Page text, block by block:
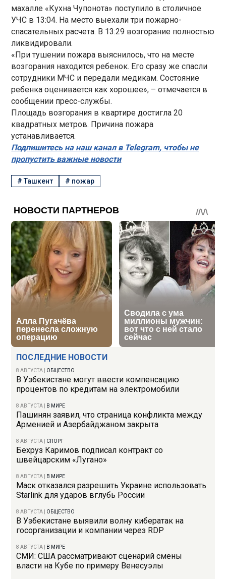
ПОСЛЕДНИЕ НОВОСТИ
8 АВГУСТА ОБЩЕСТВО
В Узбекистане могут ввести компенсацию
процентов по кредитам на электромобили
8 АВГУСТА В МИРЕ
Пашинян заявил, что страница конфликта между
Арменией и Азербайджаном закрыта
8 АВГУСТА СПОРТ
Бехруз Каримов подписал контракт со
швейцарским «Лугано»
8 АВГУСТА В МИРЕ
Маск отказался разрешить Украине использовать
Starlink для ударов вглубь России
8 АВГУСТА ОБЩЕСТВО
В Узбекистане выявили волну кибератак на
госорганизации и компании через RDP
8 АВГУСТА В МИРЕ
СМИ: США рассматривают сценарий смены
власти на Кубе по примеру Венесуэлы
махалле «Кухна Чупонота» поступило в столичное
УЧС в 13:04. На место выехали три пожарно-
спасательных расчета. В 13:29 возгорание полностью
ликвидировали.
«При тушении пожара выяснилось, что на месте
возгорания находится ребенок. Его сразу же спасли
сотрудники МЧС и передали медикам. Состояние
ребенка оценивается как хорошее», – отмечается в
сообщении пресс-службы.
Площадь возгорания в квартире достигла 20
квадратных метров. Причина пожара
устанавливается.
Подпишитесь на наш канал в Telegram, чтобы не
пропустить важные новости
#Ташкент # пожар